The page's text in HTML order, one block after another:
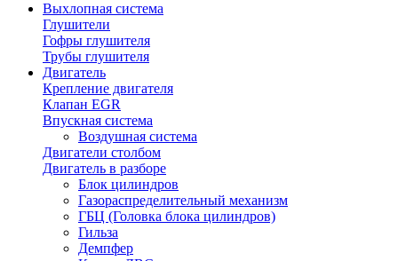
Выхлопная система
Глушители
Гофры глушителя
Трубы глушителя
Двигатель
Крепление двигателя
Клапан EGR
Впускная система
Воздушная система
Двигатели столбом
Двигатель в разборе
Блок цилиндров
Газораспределительный механизм
ГБЦ (Головка блока цилиндров)
Гильза
Демпфер